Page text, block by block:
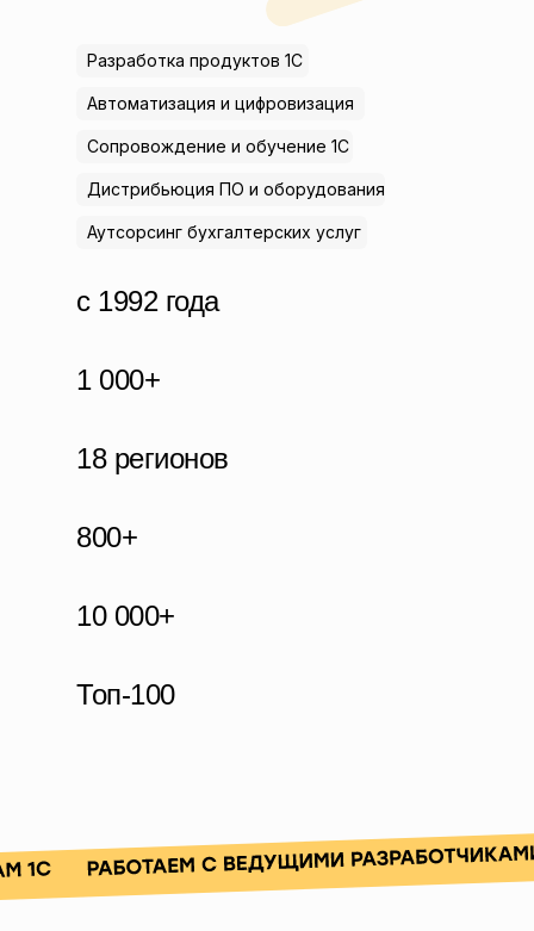
Разработка продуктов 1С
Сопровождение и обучение 1С
Автоматизация и цифровизация
Дистрибьюция ПО и оборудования
Аутсорсинг бухгалтерских услуг
c 1992 года
1 000+
18 регионов
800+
10 000+
Топ-100